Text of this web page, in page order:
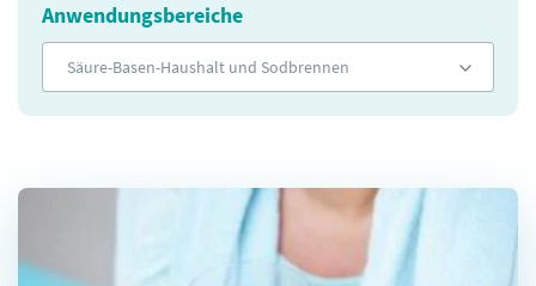
Anwendungsbereiche
Säure-Basen-Haushalt und Sodbrennen